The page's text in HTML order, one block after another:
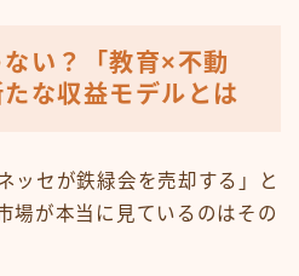
い？「教育×不動
な収益モデルとは
ッセが鉄緑会を売却する」と
場が本当に見ているのはその